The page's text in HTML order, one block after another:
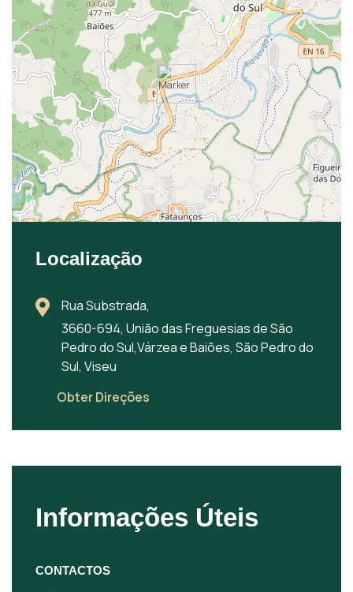
Localização
Rua Substrada,
3660-694, União das Freguesias de São
Pedro do Sul,Várzea e Baiões, São Pedro do
Sul, Viseu
Obter Direções
Informações Úteis
CONTACTOS